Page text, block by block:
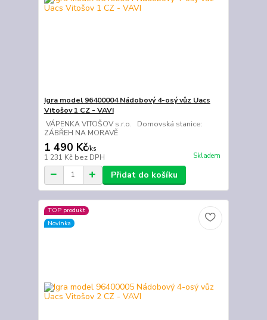
Igra model 96400004 Nádobový 4-osý vůz Uacs
Vitošov 1 CZ - VAVI
VÁPENKA VITOŠOV s.r.o. Domovská stanice:
ZÁBŘEH NA MORAVĚ
1 490 Kč/ks
1 231 Kč bez DPH Skladem
Přidat do košíku
TOP produkt
Novinka